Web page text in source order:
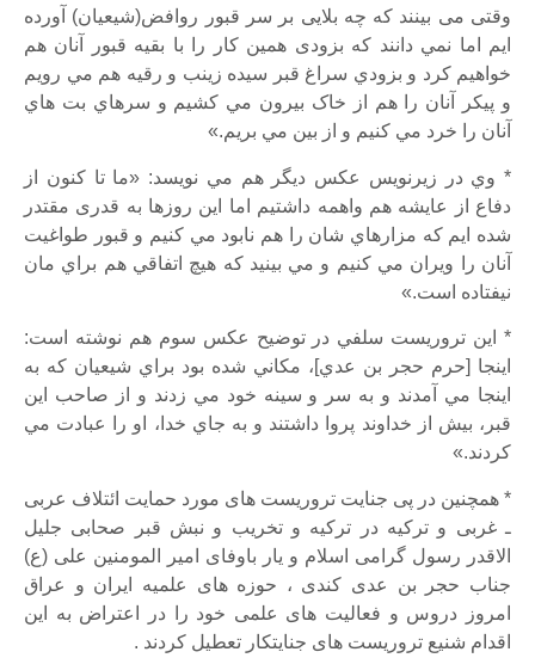
وقتی می بینند که چه بلایی بر سر قبور روافض(شیعیان) آورده
ايم اما نمي دانند که بزودی همين کار را با بقيه قبور آنان هم
خواهيم کرد و بزودي سراغ قبر سيده زينب و رقيه هم مي رويم
و پيکر آنان را هم از خاک بيرون مي کشيم و سرهاي بت هاي
آنان را خرد مي کنيم و از بين مي بريم.»
* وي در زيرنويس عکس ديگر هم مي نويسد: «ما تا کنون از
دفاع از عايشه هم واهمه داشتيم اما اين روزها به قدری مقتدر
شده ايم که مزارهاي شان را هم نابود مي کنيم و قبور طواغيت
آنان را ويران مي کنيم و مي بينيد که هيچ اتفاقي هم براي مان
نيفتاده است.»
* اين تروريست سلفي در توضيح عکس سوم هم نوشته است:
اينجا [حرم حجر بن عدي]، مکاني شده بود براي شيعيان که به
اينجا مي آمدند و به سر و سينه خود مي زدند و از صاحب اين
قبر، بيش از خداوند پروا داشتند و به جاي خدا، او را عبادت مي
کردند.»
* همچنین در پی جنایت تروریست های مورد حمایت ائتلاف عربی
ـ غربی و ترکیه در ترکیه و تخریب و نبش قبر صحابی جلیل
الاقدر رسول گرامی اسلام و یار باوفای امیر المومنین علی (ع)
جناب حجر بن عدی کندی ، حوزه های علمیه ایران و عراق
امروز دروس و فعالیت های علمی خود را در اعتراض به این
اقدام شنیع تروریست های جنایتکار تعطیل کردند .